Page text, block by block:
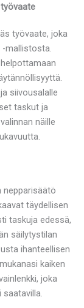
työvaate, joka
-mallistosta.
siivousalalle
taskut ja
näille
nepparisäätö
täydellisen
taskuja edessä,
säilytystilan
ihanteellisen
kaiken
joka